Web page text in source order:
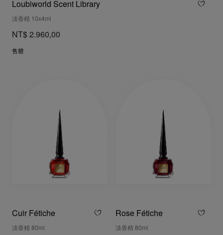
Loubiworld Scent Library
淡香精 10x4ml
NT$ 2.960,00
售罄
Cuir Fétiche
淡香精 80ml
Rose Fétiche
淡香精 80ml